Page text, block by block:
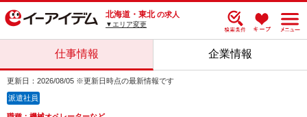
北海道・東北 の求人
▼エリア変更
仕事情報 企業情報
更新日：2026/08/05 ※更新日時点の最新情報です
派遣社員